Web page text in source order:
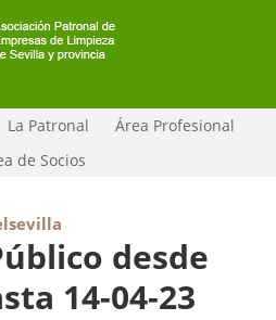
La Patronal
Área Profesional
de Socios
desde
14-04-23